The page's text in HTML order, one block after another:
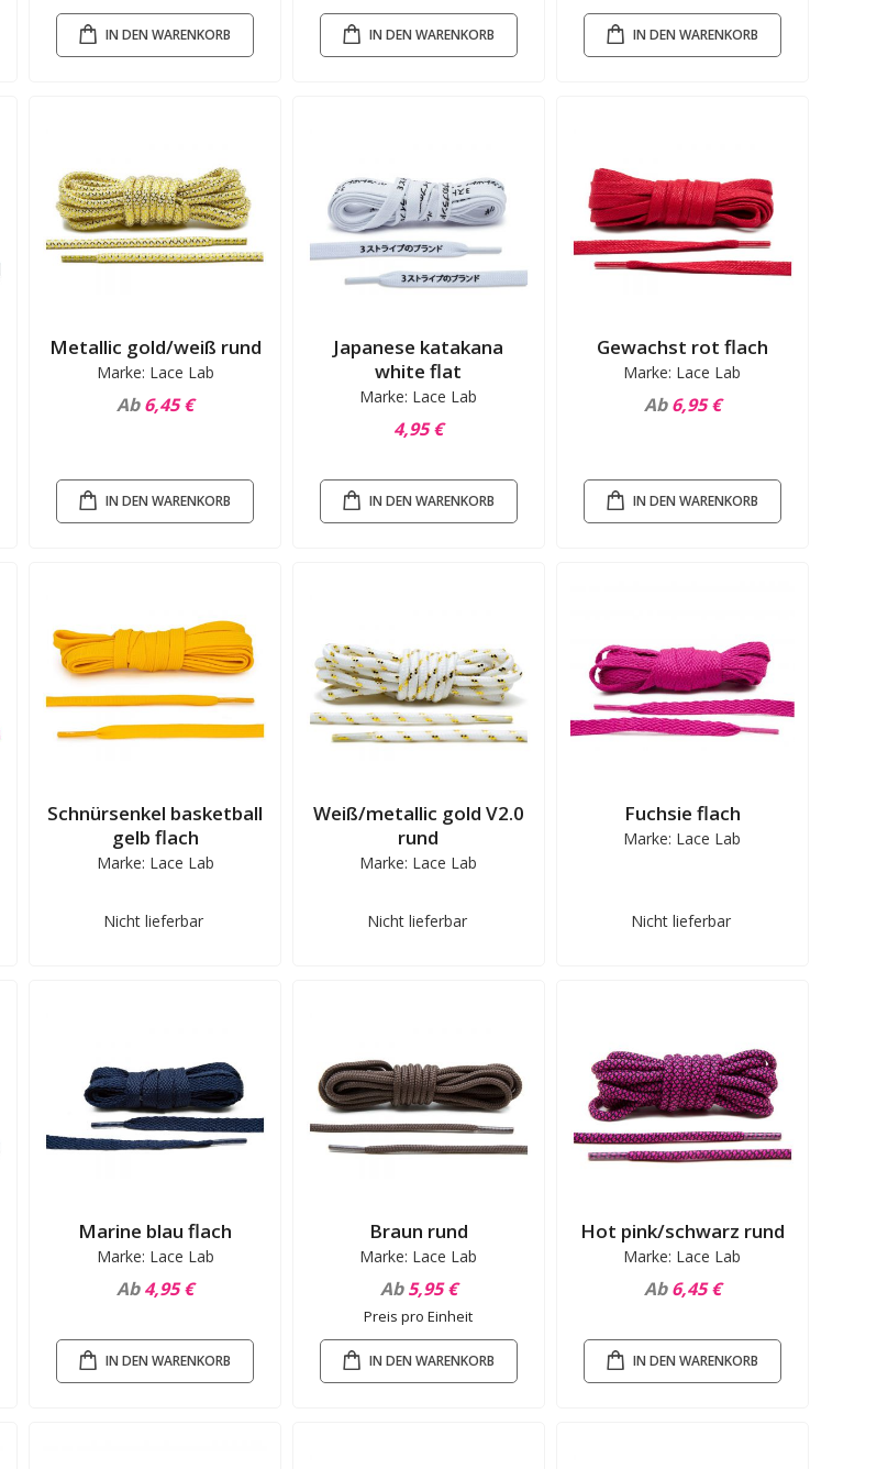
IN DEN WARENKORB IN DEN WARENKORB IN DEN WARENKORB
Metallic gold/weiß rund
Marke: Lace Lab
Ab 6,45 €
IN DEN WARENKORB
Japanese katakana
white flat
Marke: Lace Lab
4,95 €
IN DEN WARENKORB
Gewachst rot flach
Marke: Lace Lab
Ab 6,95 €
IN DEN WARENKORB
Schnürsenkel basketball
gelb flach
Marke: Lace Lab
Nicht lieferbar
Weiß/metallic gold V2.0
rund
Marke: Lace Lab
Nicht lieferbar
Fuchsie flach
Marke: Lace Lab
Nicht lieferbar
Marine blau flach
Marke: Lace Lab
Ab 4,95 €
IN DEN WARENKORB
Braun rund
Marke: Lace Lab
Ab 5,95 €
Preis pro Einheit
IN DEN WARENKORB
Hot pink/schwarz rund
Marke: Lace Lab
Ab 6,45 €
IN DEN WARENKORB